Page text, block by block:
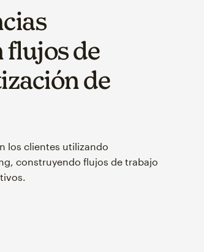
flujos de
de
los clientes utilizando
construyendo flujos de trabajo